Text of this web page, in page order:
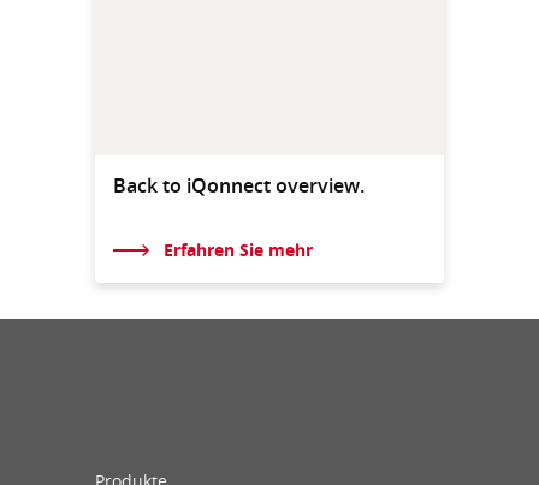
Back to iQonnect overview.
Erfahren Sie mehr